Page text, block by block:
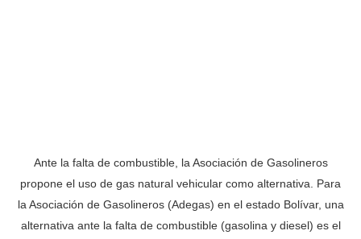
Ante la falta de combustible, la Asociación de Gasolineros
propone el uso de gas natural vehicular como alternativa. Para
la Asociación de Gasolineros (Adegas) en el estado Bolívar, una
alternativa ante la falta de combustible (gasolina y diesel) es el